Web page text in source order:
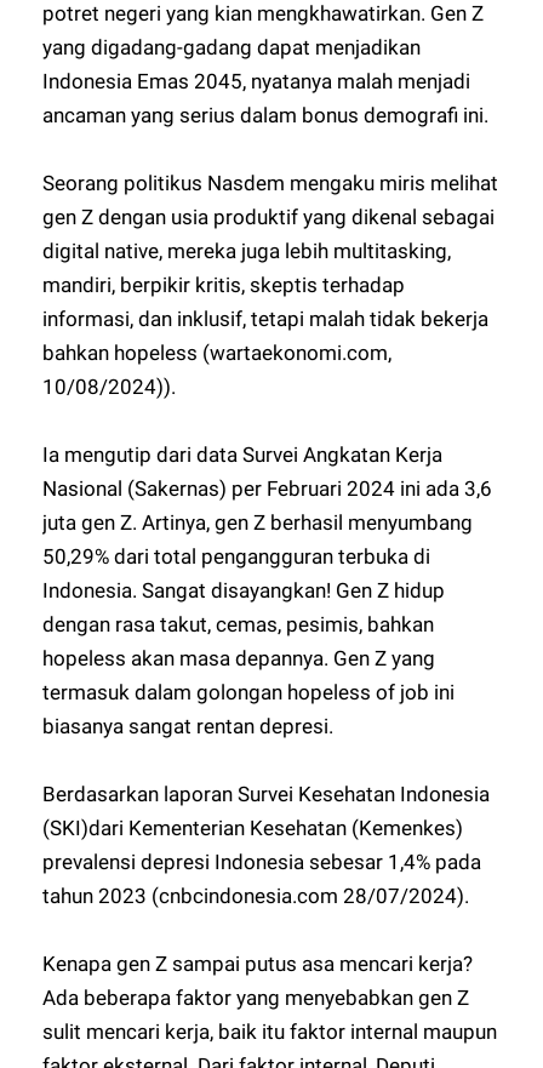
potret negeri yang kian mengkhawatirkan. Gen Z
yang digadang-gadang dapat menjadikan
Indonesia Emas 2045, nyatanya malah menjadi
ancaman yang serius dalam bonus demografi ini.
Seorang politikus Nasdem mengaku miris melihat
gen Z dengan usia produktif yang dikenal sebagai
digital native, mereka juga lebih multitasking,
mandiri, berpikir kritis, skeptis terhadap
informasi, dan inklusif, tetapi malah tidak bekerja
bahkan hopeless (wartaekonomi.com,
10/08/2024)).
Ia mengutip dari data Survei Angkatan Kerja
Nasional (Sakernas) per Februari 2024 ini ada 3,6
juta gen Z. Artinya, gen Z berhasil menyumbang
50,29% dari total pengangguran terbuka di
Indonesia. Sangat disayangkan! Gen Z hidup
dengan rasa takut, cemas, pesimis, bahkan
hopeless akan masa depannya. Gen Z yang
termasuk dalam golongan hopeless of job ini
biasanya sangat rentan depresi.
Berdasarkan laporan Survei Kesehatan Indonesia
(SKI)dari Kementerian Kesehatan (Kemenkes)
prevalensi depresi Indonesia sebesar 1,4% pada
tahun 2023 (cnbcindonesia.com 28/07/2024).
Kenapa gen Z sampai putus asa mencari kerja?
Ada beberapa faktor yang menyebabkan gen Z
sulit mencari kerja, baik itu faktor internal maupun